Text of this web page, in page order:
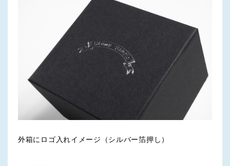
外箱にロゴ入れイメージ（シルバー箔押し）